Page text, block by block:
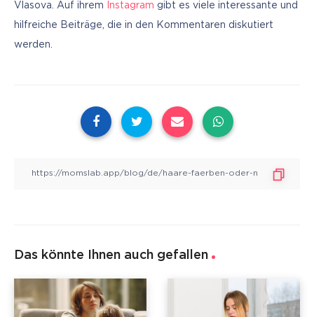
Vlasova. Auf ihrem Instagram gibt es viele interessante und
hilfreiche Beiträge, die in den Kommentaren diskutiert
werden.
Das könnte Ihnen auch gefallen